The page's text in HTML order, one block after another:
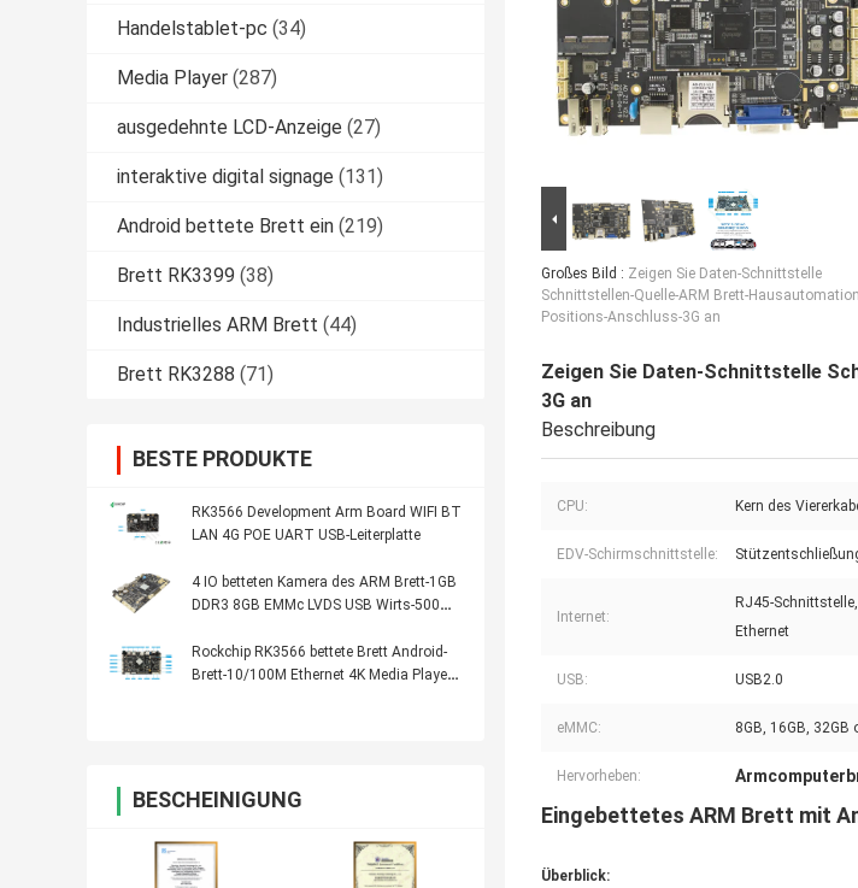
Handelstablet-pc (34)
Media Player (287)
ausgedehnte LCD-Anzeige (27)
interaktive digital signage (131)
Android bettete Brett ein (219)
Brett RK3399 (38)
Industrielles ARM Brett (44)
Brett RK3288 (71)
BESTE PRODUKTE
RK3566 Development Arm Board WIFI BT
LAN 4G POE UART USB-Leiterplatte
4 IO betteten Kamera des ARM Brett-1GB
DDR3 8GB EMMc LVDS USB Wirts-500W
Rockchip RK3566 bettete Brett Android-
Brett-10/100M Ethernet 4K Media Player
BESCHEINIGUNG
Großes Bild : Zeigen Sie Daten-Schnittstelle
Schnittstellen-Quelle-ARM Brett-Hausautomation
Positions-Anschluss-3G an
Zeigen Sie Daten-Schnittstelle
3G an
Beschreibung
CPU: Kern des
EDV-Schirmschnittstelle:
Internet:
RJ45-
Ethernet
USB: USB2.0
eMMC: 8GB, 16GB, 32GB
Hervorheben:
Eingebettetes ARM Brett mit
Überblick: